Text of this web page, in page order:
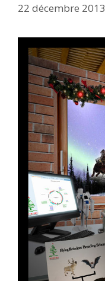
22 décembre 2013